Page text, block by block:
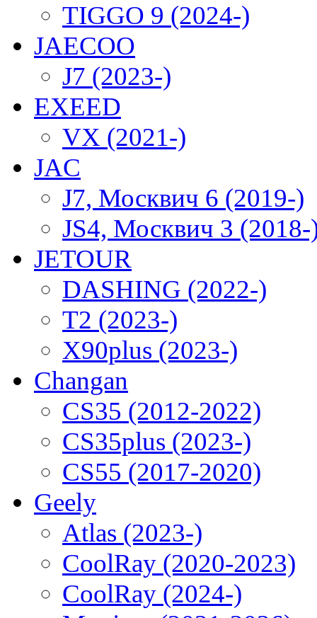
TIGGO 9 (2024-)
JAECOO
J7 (2023-)
EXEED
VX (2021-)
JAC
J7, Москвич 6 (2019-)
JS4, Москвич 3 (2018-
JETOUR
DASHING (2022-)
T2 (2023-)
X90plus (2023-)
Changan
CS35 (2012-2022)
CS35plus (2023-)
CS55 (2017-2020)
Geely
Atlas (2023-)
CoolRay (2020-2023)
CoolRay (2024-)